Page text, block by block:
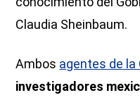
Claudia Sheinbaum.
Ambos agentes de la
investigadores